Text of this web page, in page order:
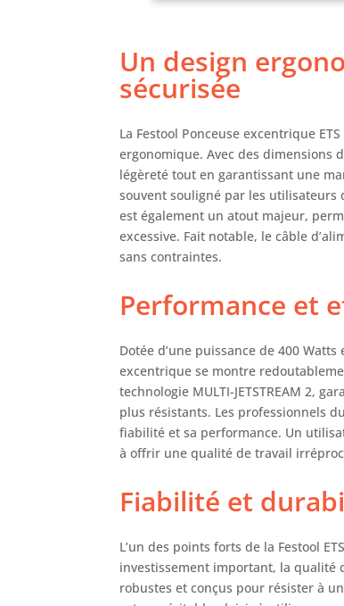
Un design
sécurisée
La Festool Ponceuse excentrique
ergonomique. Avec des dimensions
légèreté tout en garantissant une
souvent souligné par les utilisateurs
est également un atout majeur,
excessive. Fait notable, le câble
sans contraintes.
Performance et
Dotée d’une puissance de 400
excentrique se montre
technologie MULTI-JETSTREAM 2,
plus résistants. Les professionnels
fiabilité et sa performance. Un
à offrir une qualité de travail
Fiabilité et
L’un des points forts de la Festool
investissement important, la qualité
robustes et conçus pour résister à